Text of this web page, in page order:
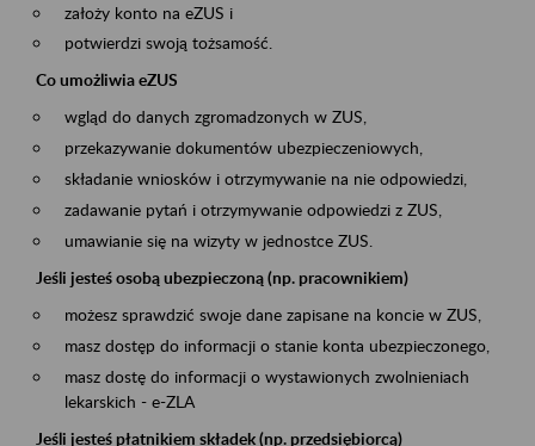
założy konto na eZUS i
potwierdzi swoją tożsamość.
Co umożliwia eZUS
wgląd do danych zgromadzonych w ZUS,
przekazywanie dokumentów ubezpieczeniowych,
składanie wniosków i otrzymywanie na nie odpowiedzi,
zadawanie pytań i otrzymywanie odpowiedzi z ZUS,
umawianie się na wizyty w jednostce ZUS.
Jeśli jesteś osobą ubezpieczoną (np. pracownikiem)
możesz sprawdzić swoje dane zapisane na koncie w ZUS,
masz dostęp do informacji o stanie konta ubezpieczonego,
masz dostę do informacji o wystawionych zwolnieniach
lekarskich - e-ZLA
Jeśli jesteś płatnikiem składek (np. przedsiębiorcą)